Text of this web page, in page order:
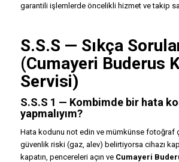
garantili işlemlerde öncelikli hizmet ve takip
S.S.S — Sıkça
(Cumayeri Buderus
Servisi)
S.S.S 1 — Kombimde bir hata
yapmalıyım?
Hata kodunu not edin ve mümkünse fotoğraf
güvenlik riski (gaz, alev) belirtiyorsa cihazı
kapatın, pencereleri açın ve Cumayeri